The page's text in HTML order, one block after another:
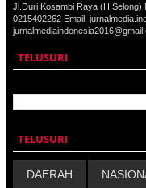
Jl.Duri Kosambi Raya (H.Selong)
0215402262 Email:
TELUSURI
TELUSURI
DAERAH